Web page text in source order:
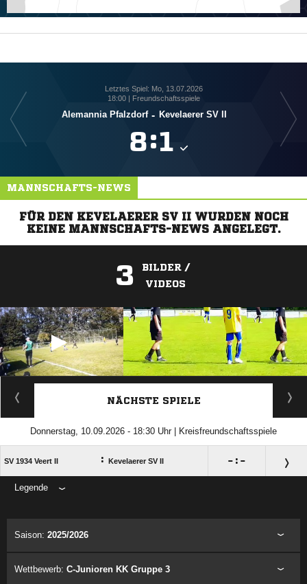
Letztes Spiel: Mo, 13.07.2026
18:00 | Freundschaftsspiele
Alemannia Pfalzdorf - Kevelaerer SV II
:
MANNSCHAFTS-NEWS
FÜR DEN KEVELAERER SV II WURDEN NOCH
KEINE MANNSCHAFTS-NEWS ANGELEGT.
3
BILDER /
VIDEOS
ANZEIGE
NÄCHSTE SPIELE
Donnerstag, 10.09.2026 - 18:30 Uhr | Kreisfreundschaftsspiele
SV 1934 Veert II : Kevelaerer SV II  : 
Legende
Saison: 2025/2026
Wettbewerb: C-Junioren KK Gruppe 3